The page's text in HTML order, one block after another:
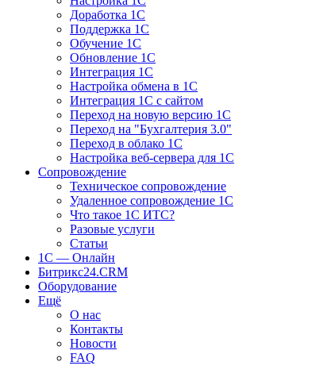
Доработка 1С
Поддержка 1С
Обучение 1С
Обновление 1С
Интеграция 1С
Настройка обмена в 1С
Интеграция 1С с сайтом
Переход на новую версию 1С
Переход на "Бухгалтерия 3.0"
Переход в облако 1С
Настройка веб-сервера для 1С
Сопровождение
Техническое сопровождение
Удаленное сопровождение 1С
Что такое 1С ИТС?
Разовые услуги
Статьи
1С — Онлайн
Битрикс24.CRM
Оборудование
Ещё
О нас
Контакты
Новости
FAQ